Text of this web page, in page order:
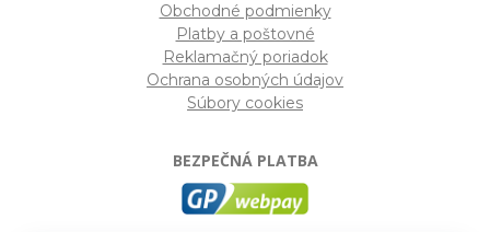
Obchodné podmienky
Platby a poštovné
Reklamačný poriadok
Ochrana osobných údajov
Súbory cookies
BEZPEČNÁ PLATBA